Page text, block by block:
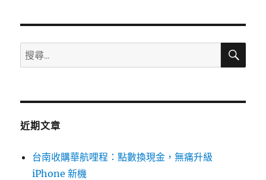
o
k
搜
尋
鍵
搜
近期文章
台南收購華航哩程：點數換現金，無痛升級
iPhone 新機